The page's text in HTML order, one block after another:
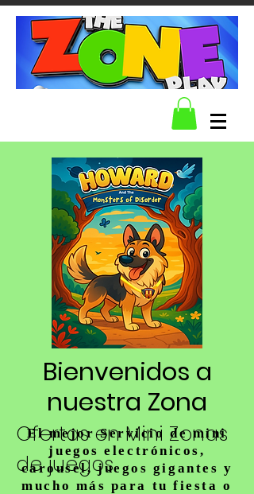
Bienvenidos a
nuestra Zona
El mejor Servicio de mini
juegos electrónicos,
carousel, juegos gigantes y
mucho más para tu fiesta o
Ofertas en Mini Zonas
de juegos